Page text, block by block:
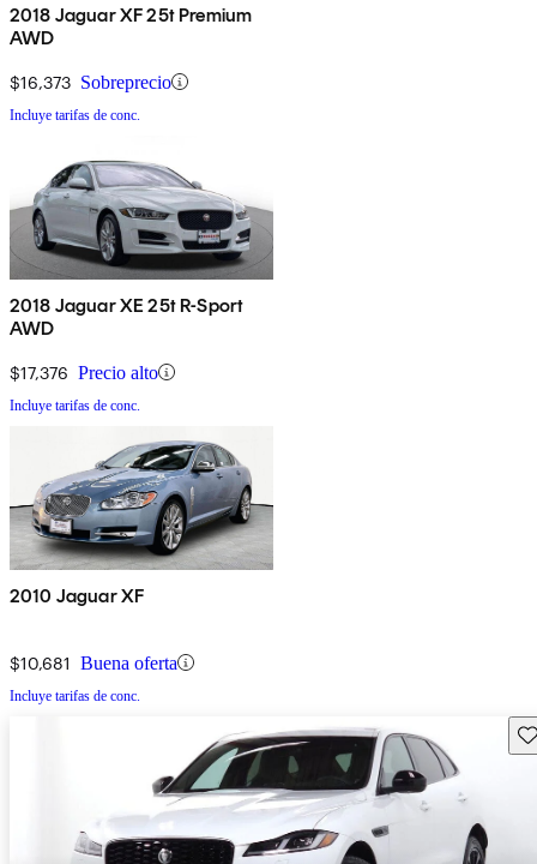
2018 Jaguar XF 25t Premium
AWD
$16,373 Sobreprecio
Incluye tarifas de conc.
2018 Jaguar XE 25t R-Sport
AWD
$17,376 Precio alto
Incluye tarifas de conc.
2010 Jaguar XF
$10,681 Buena oferta
Incluye tarifas de conc.